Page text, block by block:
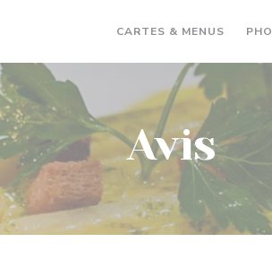
CARTES & MENUS
Avis